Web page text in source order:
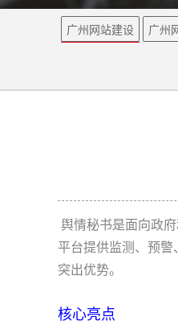
广州网站建设 广州
舆情秘书是面向政
平台提供监测、预
突出优势。
核心亮点